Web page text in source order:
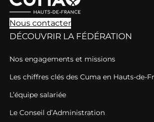
Nous contacter
DÉCOUVRIR LA FÉDÉRATION
Nos engagements et missions
Les chiffres clés des Cuma en Hauts-de-
L’équipe salariée
Le Conseil d’Administration